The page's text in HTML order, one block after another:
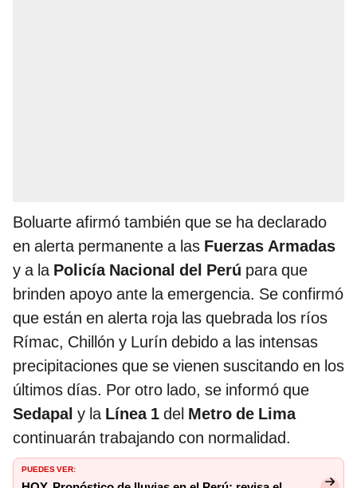
Boluarte afirmó también que se ha declarado
en alerta permanente a las Fuerzas Armadas
y a la Policía Nacional del Perú para que
brinden apoyo ante la emergencia. Se confirmó
que están en alerta roja las quebrada los ríos
Rímac, Chillón y Lurín debido a las intensas
precipitaciones que se vienen suscitando en los
últimos días. Por otro lado, se informó que
Sedapal y laLínea 1 del Metro de Lima
continuarán trabajando con normalidad.
PUEDES VER: